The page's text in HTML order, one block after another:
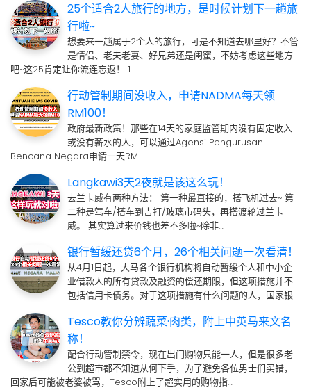
25个适合2人旅行的地方，是时候计划下一趟旅
行啦~
想要来一趟属于2个人的旅行，可是不知道去哪里好？不管
是情侣、老夫老妻、好兄弟还是闺蜜，不妨考虑这些地方
吧~这25肯定让你流连忘返！ 1. …
行动管制期间没收入，申请NADMA每天领
RM100！
政府最新政策！那些在14天的家庭监管期内没有固定收入
或没有薪水的人，可以通过Agensi Pengurusan
Bencana Negara申请一天RM…
Langkawi3天2夜就是该这么玩！
去兰卡威有两种方法： 第一种最直接的，搭飞机过去~ 第
二种是驾车/搭车到吉打/玻璃市码头，再搭渡轮过兰卡
威。 其实算过来价钱也差不多啦~除非…
银行暂缓还贷6个月，26个相关问题一次看清！
从4月1日起，大马各个银行机构将自动暂缓个人和中小企
业借款人的所有贷款及融资的偿还期限，但这项措施并不
包括信用卡债务。对于这项措施有什么问题的人，国家银…
Tesco教你分辨蔬菜·肉类，附上中英马来文名
称！
配合行动管制禁令，现在出门购物只能一人，但是很多老
公到超市都不知道从何下手，为了避免各位男士们买错，
回家后可能被老婆被骂，Tesco附上了超实用的购物指…